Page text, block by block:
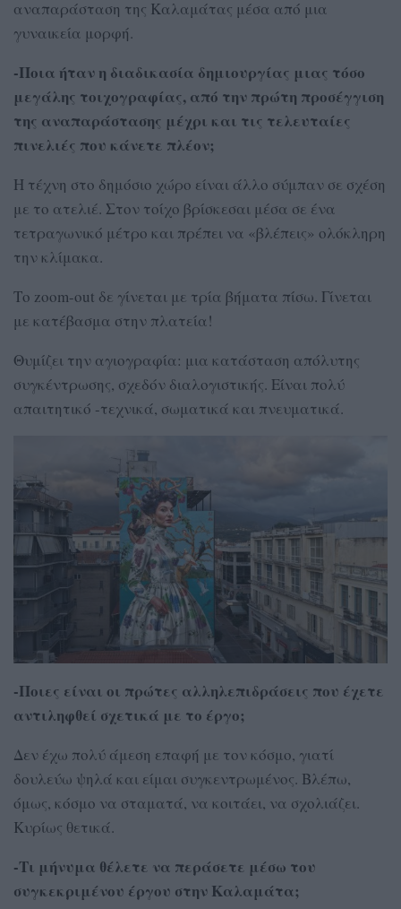
αναπαράσταση της Καλαμάτας μέσα από μια
γυναικεία μορφή.
-Ποια ήταν η διαδικασία δημιουργίας μιας τόσο
μεγάλης τοιχογραφίας, από την πρώτη προσέγγιση
της αναπαράστασης μέχρι και τις τελευταίες
πινελιές που κάνετε πλέον;
Η τέχνη στο δημόσιο χώρο είναι άλλο σύμπαν σε σχέση
με το ατελιέ. Στον τοίχο βρίσκεσαι μέσα σε ένα
τετραγωνικό μέτρο και πρέπει να «βλέπεις» ολόκληρη
την κλίμακα.
Το zoom-out δε γίνεται με τρία βήματα πίσω. Γίνεται
με κατέβασμα στην πλατεία!
Θυμίζει την αγιογραφία: μια κατάσταση απόλυτης
συγκέντρωσης, σχεδόν διαλογιστικής. Είναι πολύ
απαιτητικό -τεχνικά, σωματικά και πνευματικά.
-Ποιες είναι οι πρώτες αλληλεπιδράσεις που έχετε
αντιληφθεί σχετικά με το έργο;
Δεν έχω πολύ άμεση επαφή με τον κόσμο, γιατί
δουλεύω ψηλά και είμαι συγκεντρωμένος. Βλέπω,
όμως, κόσμο να σταματά, να κοιτάει, να σχολιάζει.
Κυρίως θετικά.
-Τι μήνυμα θέλετε να περάσετε μέσω του
συγκεκριμένου έργου στην Καλαμάτα;